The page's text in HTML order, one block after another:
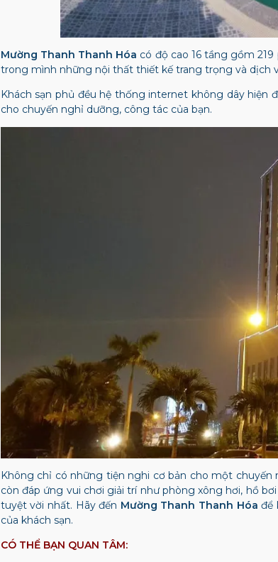
Mường Thanh Thanh Hóa có độ cao 16 tầng gồm
trong mình những nội thất thiết kế trang trọng và dịch
Khách sạn phủ đều hệ thống internet không dây hiện
cho chuyến nghỉ dưỡng, công tác của bạn.
Không chỉ có những tiện nghi cơ bản cho một
còn đáp ứng vui chơi giải trí như phòng xông hơi, hồ
tuyệt vời nhất. Hãy đến Mường Thanh Thanh Hóa để
của khách sạn.
CÓ THỂ BẠN QUAN TÂM: